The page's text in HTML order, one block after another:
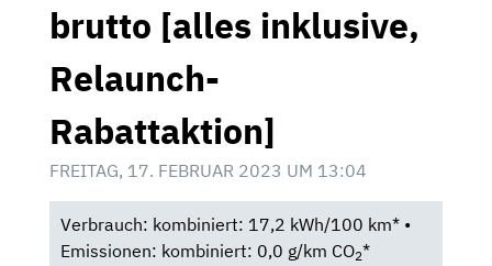
brutto [alles inklusive,
Relaunch-
Rabattaktion]
FREITAG, 17. FEBRUAR 2023 UM 13:04
Verbrauch: kombiniert: 17,2 kWh/100 km* •
Emissionen: kombiniert: 0,0 g/km CO2*